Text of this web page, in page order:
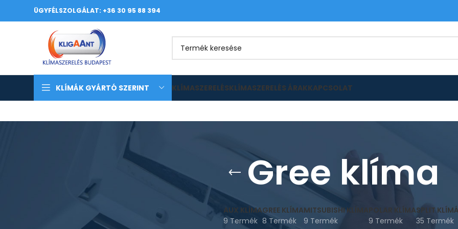
ÜGYFÉLSZOLGÁLAT: +36 30 95 88 394
KLÍMÁK GYÁRTÓ SZERINT KLÍMASZERELÉSKLÍMASZERELÉS ÁRAKKAPCSOLAT
Gree klíma
AUX KLÍMA
9 Termék
GREE KLÍMA
8 Termék
MITSUBISHI KLÍMA
9 Termék
POLAR KLÍMA
9 Termék
SPLIT
35 Termék